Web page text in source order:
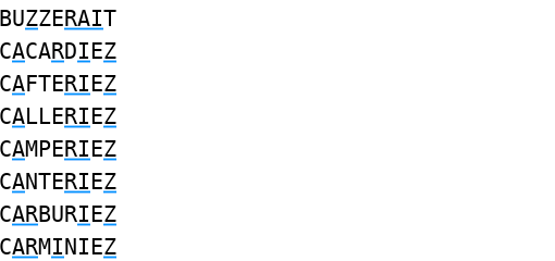
ZZERAIT
CACARDIEZ
CAFTERIEZ
CALLERIEZ
CAMPERIEZ
CANTERIEZ
CARBURIEZ
CARMINIEZ